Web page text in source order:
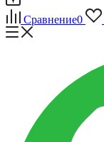
Сравнение0